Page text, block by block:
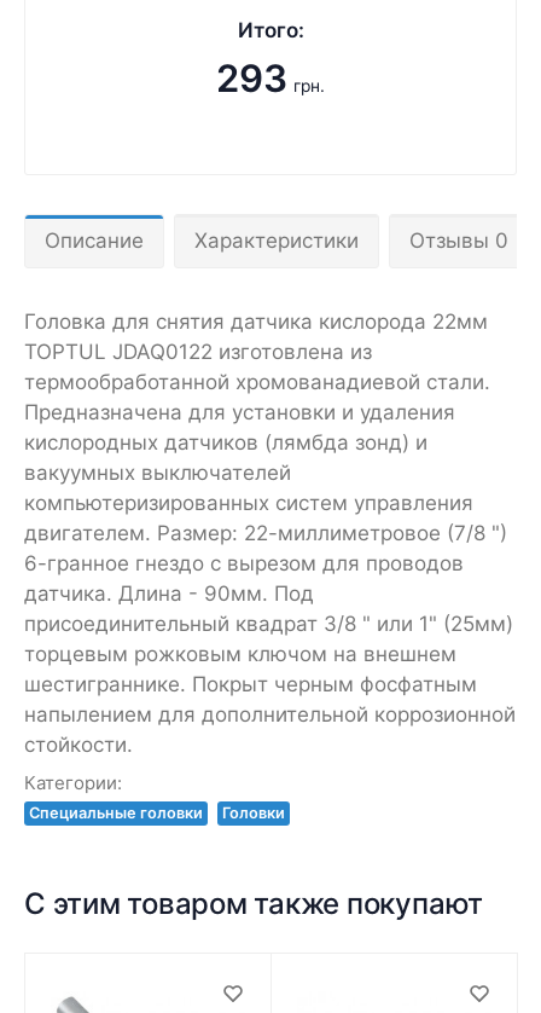
Итого:
293 грн.
Описание Характеристики Отзывы 0
Головка для снятия датчика кислорода 22мм
TOPTUL JDAQ0122 изготовлена из
термообработанной хромованадиевой стали.
Предназначена для установки и удаления
кислородных датчиков (лямбда зонд) и
вакуумных выключателей
компьютеризированных систем управления
двигателем. Размер: 22-миллиметровое (7/8 ")
6-гранное гнездо с вырезом для проводов
датчика. Длина - 90мм. Под
присоединительный квадрат 3/8 " или 1" (25мм)
торцевым рожковым ключом на внешнем
шестиграннике. Покрыт черным фосфатным
напылением для дополнительной коррозионной
стойкости.
Категории:
Специальные головки Головки
С этим товаром также покупают